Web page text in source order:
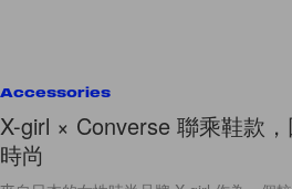
Accessories
X-girl × Converse 聯乘鞋款
時尚